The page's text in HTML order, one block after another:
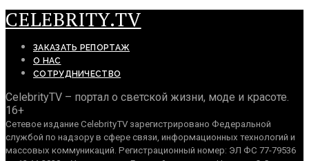
CELEBRITY.TV
ЗАКАЗАТЬ РЕПОРТАЖ
О НАС
СОТРУДНИЧЕСТВО
CelebrityTV – портал о светской жизни, моде и красоте.
16+
Сетевое издание CelebrityTV зарегистрировано Федеральной
службой по надзору в сфере связи, информационных технологий и
массовых коммуникаций. Регистрационный номер: ЭЛ ФС 77-79536